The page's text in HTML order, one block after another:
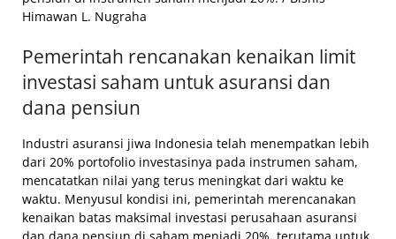
Pemerintah rencanakan kenaikan limit
investasi saham untuk asuransi dan
dana pensiun
Industri asuransi jiwa Indonesia telah menempatkan lebih
dari 20% portofolio investasinya pada instrumen saham,
mencatatkan nilai yang terus meningkat dari waktu ke
waktu. Menyusul kondisi ini, pemerintah merencanakan
kenaikan batas maksimal investasi perusahaan asuransi